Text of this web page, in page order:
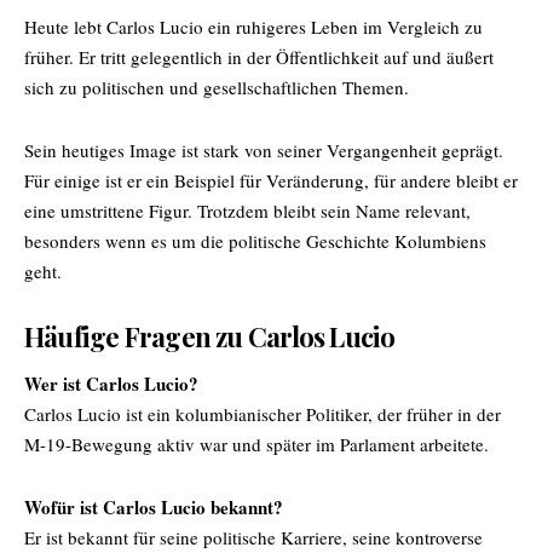
Heute lebt Carlos Lucio ein ruhigeres Leben im Vergleich zu
früher. Er tritt gelegentlich in der Öffentlichkeit auf und äußert
sich zu politischen und gesellschaftlichen Themen.
Sein heutiges Image ist stark von seiner Vergangenheit geprägt.
Für einige ist er ein Beispiel für Veränderung, für andere bleibt er
eine umstrittene Figur. Trotzdem bleibt sein Name relevant,
besonders wenn es um die politische Geschichte Kolumbiens
geht.
Häufige Fragen zu Carlos Lucio
Wer ist Carlos Lucio?
Carlos Lucio ist ein kolumbianischer Politiker, der früher in der
M-19-Bewegung aktiv war und später im Parlament arbeitete.
Wofür ist Carlos Lucio bekannt?
Er ist bekannt für seine politische Karriere, seine kontroverse